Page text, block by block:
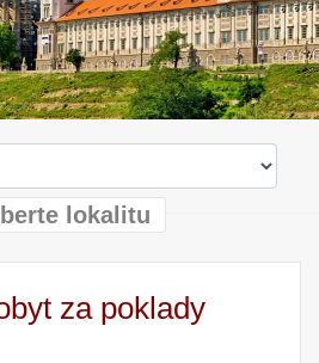
lokalitu
za poklady